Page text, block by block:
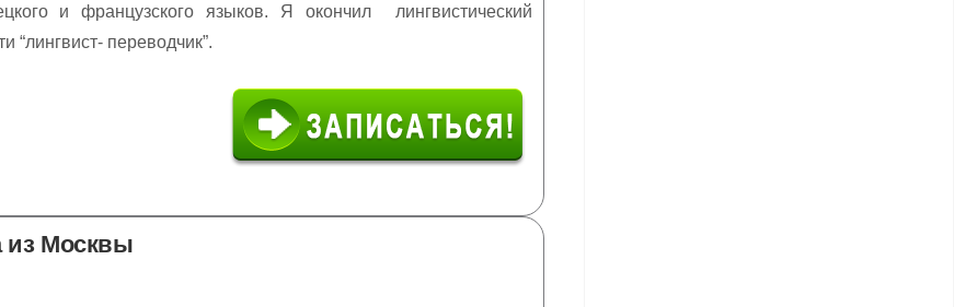
и французского языков. Я окончил лингвистический
“лингвист- переводчик”.
из Москвы